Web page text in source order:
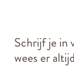
Schrijf je in
wees er